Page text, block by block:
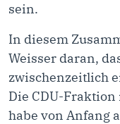
sein.
In diesem
Weisser daran,
zwischenzeitlich
Die CDU-
habe von Anfang